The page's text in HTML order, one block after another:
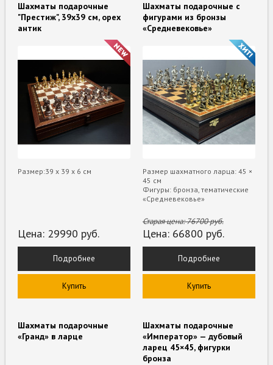
Шахматы подарочные
"Престиж", 39х39 см, орех
антик
Размер:39 х 39 х 6 см
Цена: 29990 руб.
Подробнее
Купить
Шахматы подарочные с
фигурами из бронзы
«Средневековье»
Размер шахматного ларца: 45 ×
45 см
Фигуры: бронза, тематические
«Средневековье»
Старая цена:76700руб.
Цена: 66800 руб.
Подробнее
Купить
Шахматы подарочные
«Гранд» в ларце
Шахматы подарочные
«Император» — дубовый
ларец 45×45, фигурки
бронза